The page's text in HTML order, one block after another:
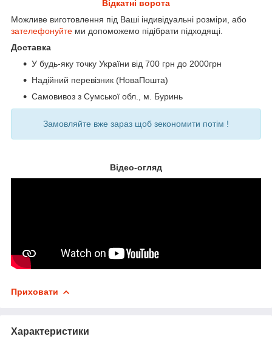
Відкатні ворота
Можливе виготовлення під Ваші індивідуальні розміри, або
зателефонуйте ми допоможемо підібрати підходящі.
Доставка
У будь-яку точку України від 700 грн до 2000грн
Надійний перевізник (НоваПошта)
Самовивоз з Сумської обл., м. Буринь
Замовляйте вже зараз щоб зекономити потім !
Відео-огляд
Приховати
Характеристики